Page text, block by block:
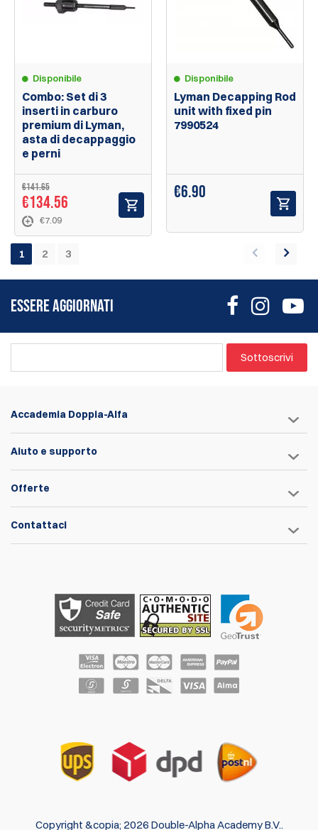
Disponibile
Combo: Set di 3
inserti in carburo
premium di Lyman,
asta di decappaggio
e perni
€141.65
€134.56
€7.09
Disponibile
Lyman Decapping Rod
unit with fixed pin
7990524
€6.90
1 2 3
ESSERE AGGIORNATI
Sottoscrivi
Accademia Doppia-Alfa
Aiuto e supporto
Offerte
Contattaci
Copyright &copia; 2026 Double-Alpha Academy B.V..